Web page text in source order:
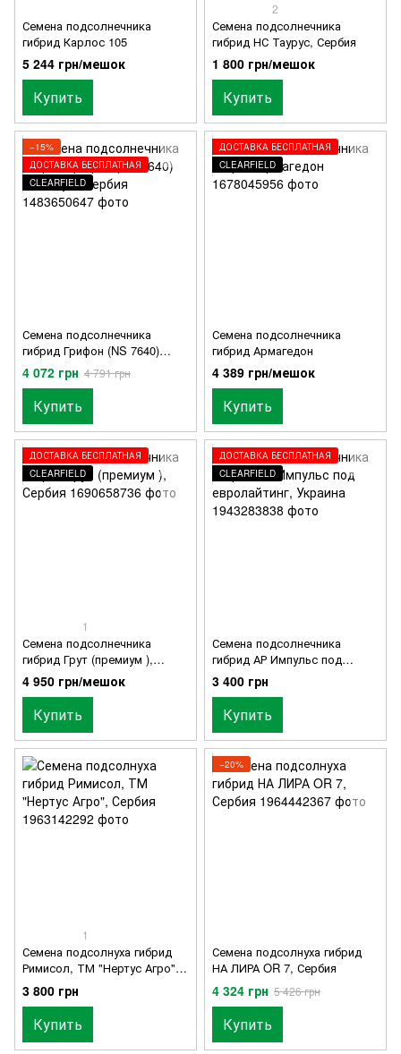
Семена подсолнечника
гибрид Карлос 105
5 244 грн/мешок
Купить
2
Семена подсолнечника
гибрид НС Таурус, Сербия
1 800 грн/мешок
Купить
−15%
ДОСТАВКА БЕСПЛАТНАЯ
CLEARFIELD
Семена подсолнечника
гибрид Грифон (NS 7640)
Оптимум, Сербия
4 072 грн 4 791 грн
Купить
ДОСТАВКА БЕСПЛАТНАЯ
CLEARFIELD
Семена подсолнечника
гибрид Армагедон
4 389 грн/мешок
Купить
ДОСТАВКА БЕСПЛАТНАЯ
CLEARFIELD
1
Семена подсолнечника
гибрид Грут (премиум ),
Сербия
4 950 грн/мешок
Купить
ДОСТАВКА БЕСПЛАТНАЯ
CLEARFIELD
Семена подсолнечника
гибрид АР Импульс под
евролайтинг, Украина
3 400 грн
Купить
1
Семена подсолнуха гибрид
Римисол, ТМ "Нертус Агро",
Сербия
3 800 грн
Купить
−20%
Семена подсолнуха гибрид
НА ЛИРА OR 7, Сербия
4 324 грн 5 426 грн
Купить